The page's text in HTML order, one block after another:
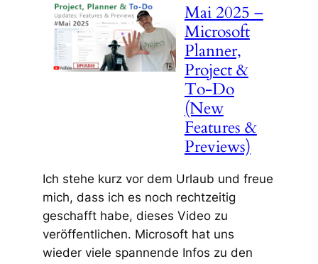
Mai 2025 –
Microsoft
Planner,
Project &
To-Do
(New
Features &
Previews)
Ich stehe kurz vor dem Urlaub und freue
mich, dass ich es noch rechtzeitig
geschafft habe, dieses Video zu
veröffentlichen. Microsoft hat uns
wieder viele spannende Infos zu den